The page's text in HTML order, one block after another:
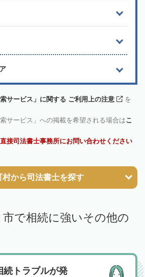
サービス」に関する ご利用上の注意
を
サービス」への掲載を希望される場合はこ
接司法書士事務所にお問い合わせください
村から司法書士を探す
で相続に強いその他の
続トラブルが発